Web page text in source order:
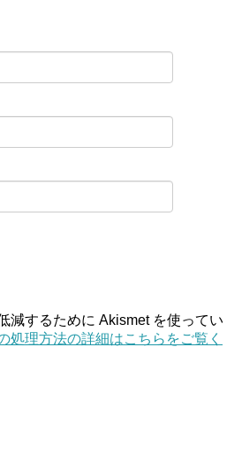
減するために Akismet を使ってい
処理方法の詳細はこちらをご覧く